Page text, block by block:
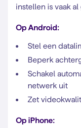
instellen is vaak
Op Android:
Stel een
Beperk
Schakel
netwerk uit
Zet
Op iPhone: